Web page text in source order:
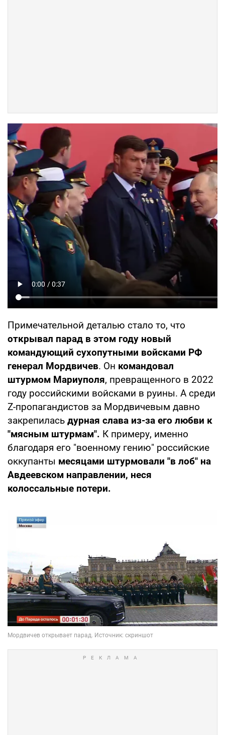
Примечательной деталью стало то, что
открывал парад в этом году новый
командующий сухопутными войсками РФ
генерал Мордвичев. Он командовал
штурмом Мариуполя, превращенного в 2022
году российскими войсками в руины. А среди
Z-пропагандистов за Мордвичевым давно
закрепилась дурная слава из-за его любви к
"мясным штурмам". К примеру, именно
благодаря его "военному гению" российские
оккупанты месяцами штурмовали "в лоб" на
Авдеевском направлении, неся
колоссальные потери.